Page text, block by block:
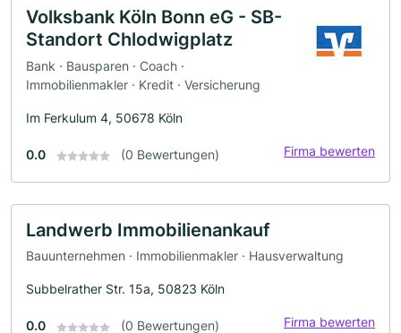
Volksbank Köln Bonn eG - SB-
Standort Chlodwigplatz
Bank · Bausparen · Coach ·
Immobilienmakler · Kredit · Versicherung
Im Ferkulum 4, 50678 Köln
0.0 (0 Bewertungen) Firma bewerten
Landwerb Immobilienankauf
Bauunternehmen · Immobilienmakler · Hausverwaltung
Subbelrather Str. 15a, 50823 Köln
0.0 (0 Bewertungen) Firma bewerten